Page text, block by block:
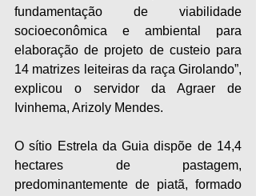
fundamentação de viabilidade
socioeconômica e ambiental para
elaboração de projeto de custeio para
14 matrizes leiteiras da raça Girolando”,
explicou o servidor da Agraer de
Ivinhema, Arizoly Mendes.
O sítio Estrela da Guia dispõe de 14,4
hectares de pastagem,
predominantemente de piatã, formado